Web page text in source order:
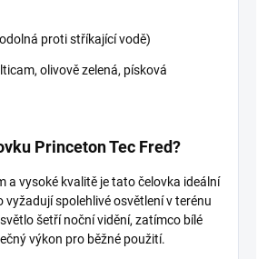
proti stříkající vodě)
olivově zelená, písková
Princeton Tec Fred?
a vysoké kvalitě je tato čelovka ideální
vyžadují spolehlivé osvětlení v terénu
šetří noční vidění, zatímco bílé
výkon pro běžné použití.